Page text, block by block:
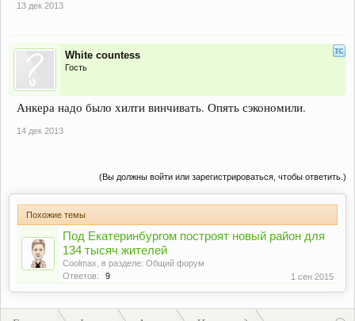
13 дек 2013
White countess
Гость
Анкера надо было хилти винчивать. Опять сэкономили.
14 дек 2013
(Вы должны войти или зарегистрироваться, чтобы ответить.)
Похожие темы
Под Екатеринбургом построят новый район для
134 тысяч жителей
Coolmax , в разделе: Общий форум
Ответов:
9 1 сен 2015